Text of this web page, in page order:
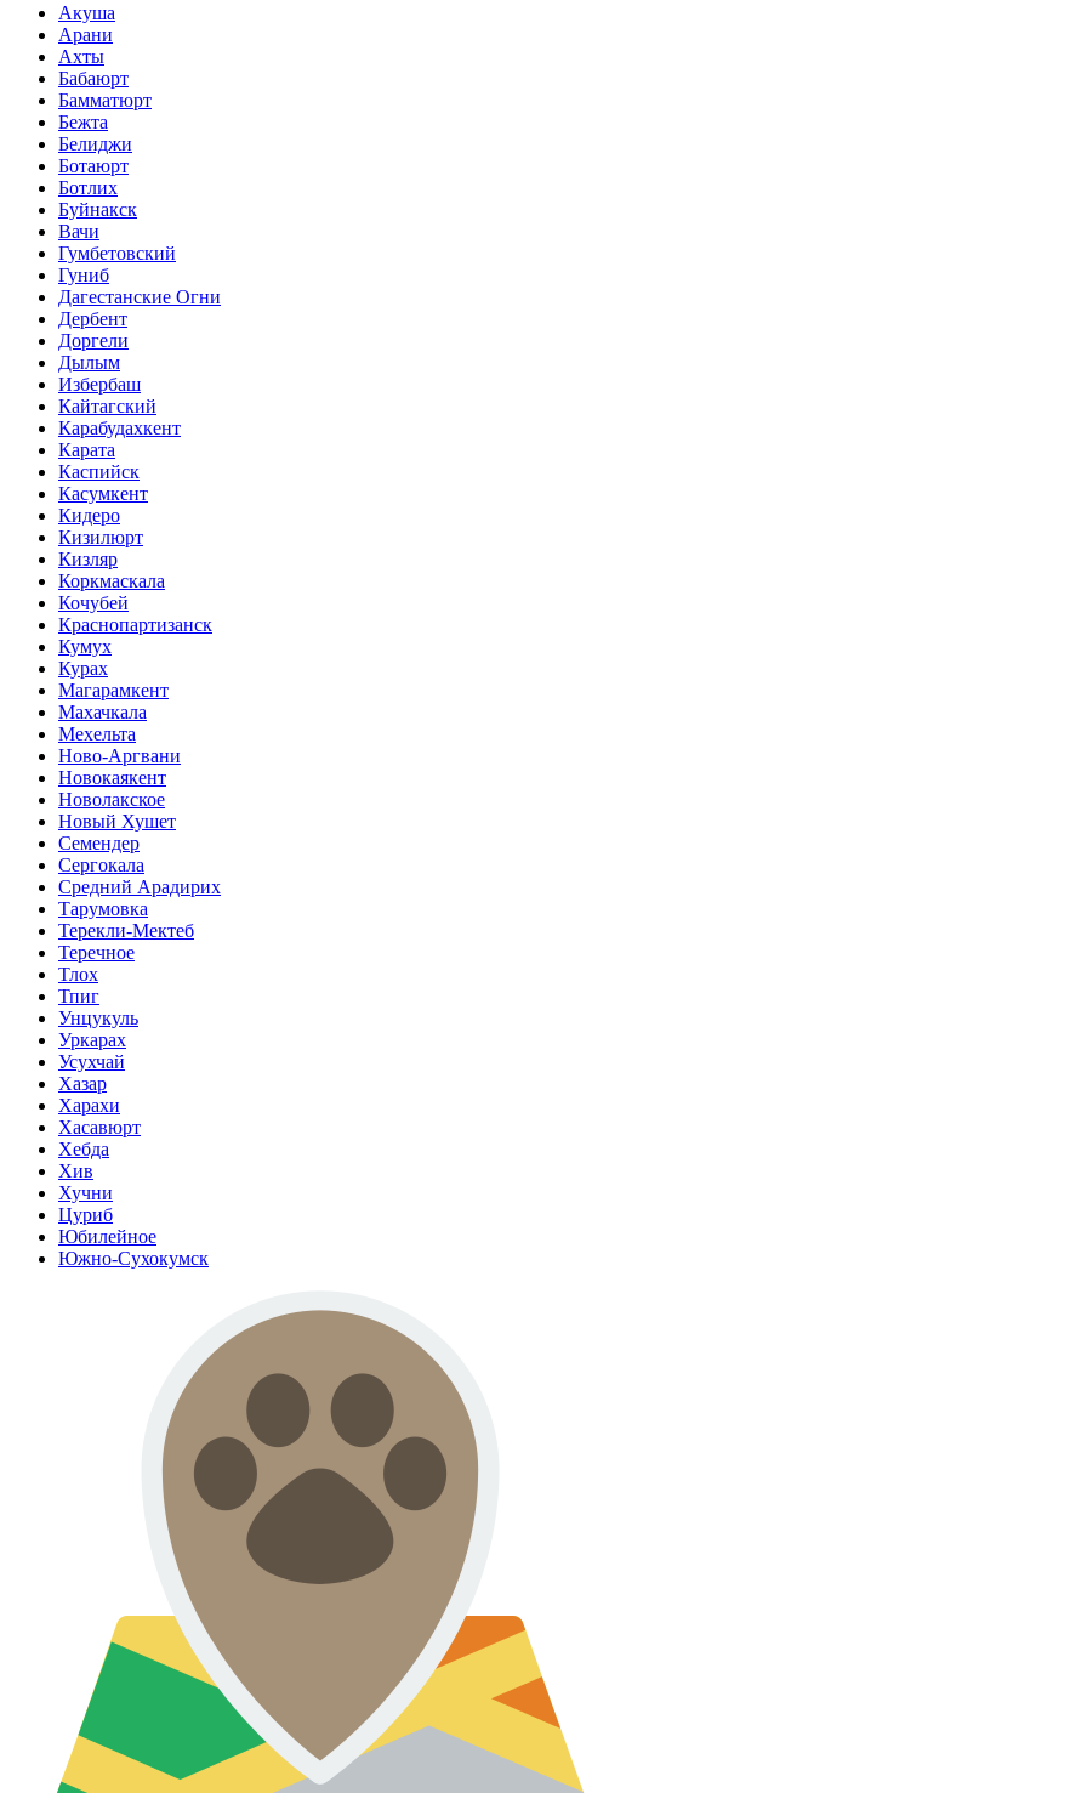
Акуша
Арани
Ахты
Бабаюрт
Бамматюрт
Бежта
Белиджи
Ботаюрт
Ботлих
Буйнакск
Вачи
Гумбетовский
Гуниб
Дагестанские Огни
Дербент
Доргели
Дылым
Избербаш
Кайтагский
Карабудахкент
Карата
Каспийск
Касумкент
Кидеро
Кизилюрт
Кизляр
Коркмаскала
Кочубей
Краснопартизанск
Кумух
Курах
Магарамкент
Махачкала
Мехельта
Ново-Аргвани
Новокаякент
Новолакское
Новый Хушет
Семендер
Сергокала
Средний Арадирих
Тарумовка
Терекли-Мектеб
Теречное
Тлох
Тпиг
Унцукуль
Уркарах
Усухчай
Хазар
Харахи
Хасавюрт
Хебда
Хив
Хучни
Цуриб
Юбилейное
Южно-Сухокумск